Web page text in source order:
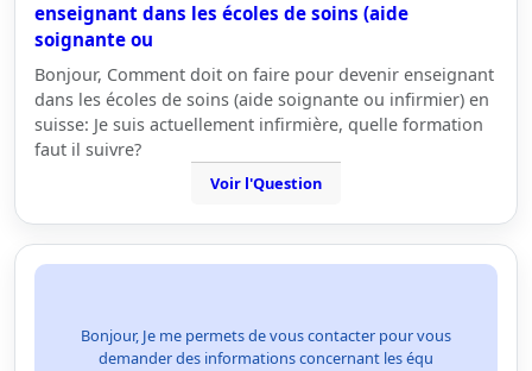
enseignant dans les écoles de soins (aide
soignante ou
Bonjour, Comment doit on faire pour devenir enseignant
dans les écoles de soins (aide soignante ou infirmier) en
suisse: Je suis actuellement infirmière, quelle formation
faut il suivre?
Voir l'Question
Bonjour, Je me permets de vous contacter pour vous
demander des informations concernant les équ